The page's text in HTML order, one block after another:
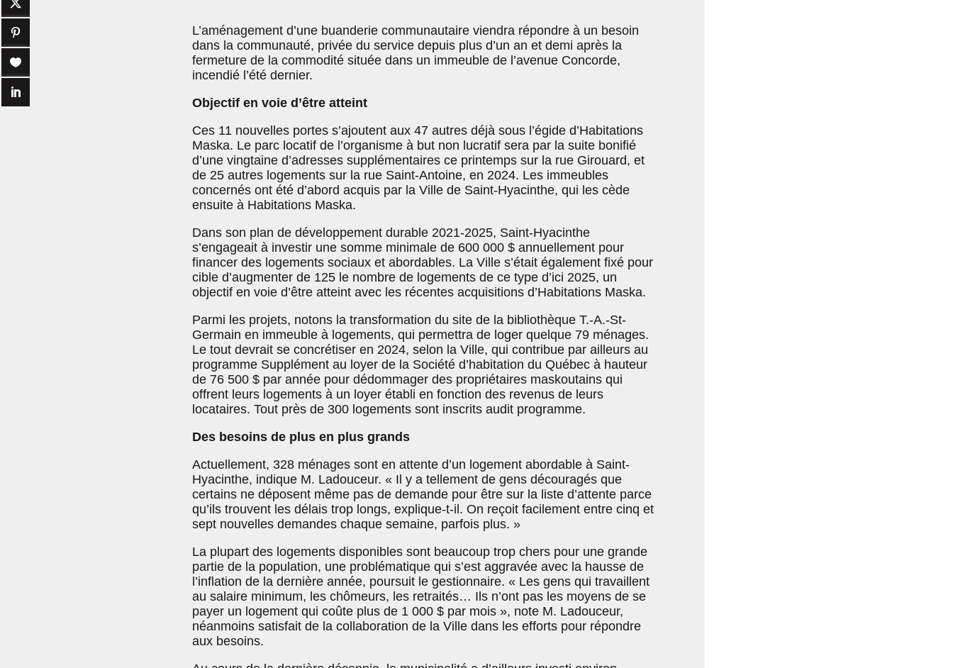
L’aménagement d’une buanderie communautaire viendra répondre à un besoin
dans la communauté, privée du service depuis plus d’un an et demi après la
fermeture de la commodité située dans un immeuble de l’avenue Concorde,
incendié l’été dernier.
Objectif en voie d’être atteint
Ces 11 nouvelles portes s’ajoutent aux 47 autres déjà sous l’égide d’Habitations
Maska. Le parc locatif de l’organisme à but non lucratif sera par la suite bonifié
d’une vingtaine d’adresses supplémentaires ce printemps sur la rue Girouard, et
de 25 autres logements sur la rue Saint-Antoine, en 2024. Les immeubles
concernés ont été d’abord acquis par la Ville de Saint-Hyacinthe, qui les cède
ensuite à Habitations Maska.
Dans son plan de développement durable 2021-2025, Saint-Hyacinthe
s’engageait à investir une somme minimale de 600 000 $ annuellement pour
financer des logements sociaux et abordables. La Ville s’était également fixé pour
cible d’augmenter de 125 le nombre de logements de ce type d’ici 2025, un
objectif en voie d’être atteint avec les récentes acquisitions d’Habitations Maska.
Parmi les projets, notons la transformation du site de la bibliothèque T.-A.-St-
Germain en immeuble à logements, qui permettra de loger quelque 79 ménages.
Le tout devrait se concrétiser en 2024, selon la Ville, qui contribue par ailleurs au
programme Supplément au loyer de la Société d’habitation du Québec à hauteur
de 76 500 $ par année pour dédommager des propriétaires maskoutains qui
offrent leurs logements à un loyer établi en fonction des revenus de leurs
locataires. Tout près de 300 logements sont inscrits audit programme.
Des besoins de plus en plus grands
Actuellement, 328 ménages sont en attente d’un logement abordable à Saint-
Hyacinthe, indique M. Ladouceur. « Il y a tellement de gens découragés que
certains ne déposent même pas de demande pour être sur la liste d’attente parce
qu’ils trouvent les délais trop longs, explique-t-il. On reçoit facilement entre cinq et
sept nouvelles demandes chaque semaine, parfois plus. »
La plupart des logements disponibles sont beaucoup trop chers pour une grande
partie de la population, une problématique qui s’est aggravée avec la hausse de
l’inflation de la dernière année, poursuit le gestionnaire. « Les gens qui travaillent
au salaire minimum, les chômeurs, les retraités… Ils n’ont pas les moyens de se
payer un logement qui coûte plus de 1 000 $ par mois », note M. Ladouceur,
néanmoins satisfait de la collaboration de la Ville dans les efforts pour répondre
aux besoins.